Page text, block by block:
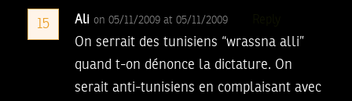
15 Ali on 05/11/2009 at 05/11/2009
On serrait des tunisiens “wrassna alli”
quand t-on dénonce la dictature. On
serait anti-tunisiens en complaisant avec